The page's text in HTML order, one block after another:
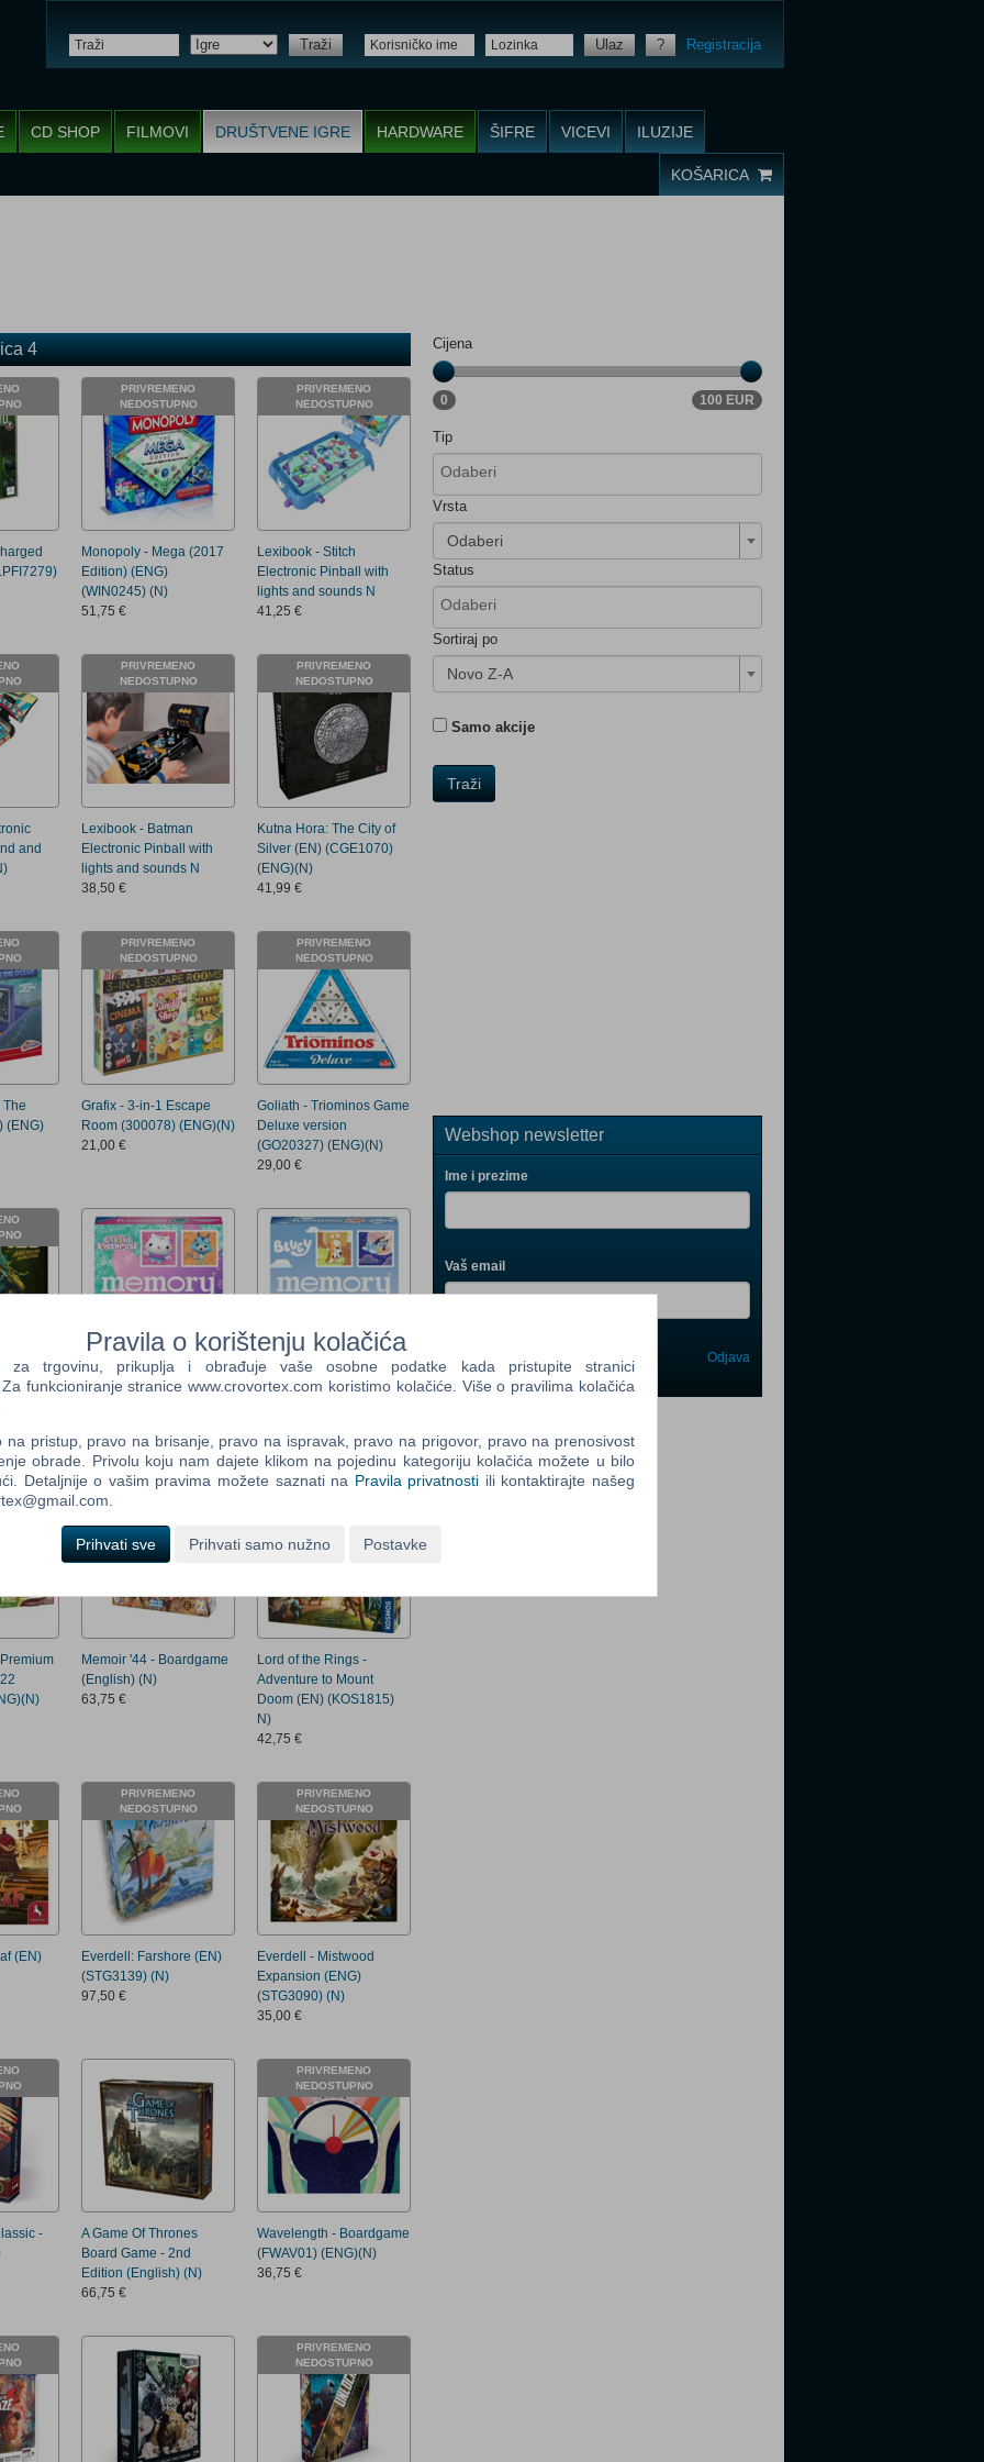
Traži Ulaz ? Registracija
CD SHOP FILMOVI DRUŠTVENE IGRE HARDWARE ŠIFRE VICEVI ILUZIJE
KOŠARICA
4
PRIVREMENO
NEDOSTUPNO
Monopoly - Mega (2017
Edition) (ENG)
(WIN0245) (N)
51,75 €
PRIVREMENO
NEDOSTUPNO
Lexibook - Stitch
Electronic Pinball with
lights and sounds N
41,25 €
and
PRIVREMENO
NEDOSTUPNO
Lexibook - Batman
Electronic Pinball with
lights and sounds N
38,50 €
PRIVREMENO
NEDOSTUPNO
Kutna Hora: The City of
Silver (EN) (CGE1070)
(ENG)(N)
41,99 €
The
(ENG)
PRIVREMENO
NEDOSTUPNO
Grafix - 3-in-1 Escape
Room (300078) (ENG)(N)
21,00 €
PRIVREMENO
NEDOSTUPNO
Goliath - Triominos Game
Deluxe version
(GO20327) (ENG)(N)
29,00 €
(
Gabby's Dollhouse
14,25 €
Bluey memory
Memoir '44 - Boardgame
(English) (N)
63,75 €
Lord of the Rings -
Adventure to Mount
Doom (EN) (KOS1815)
N)
42,75 €
(EN)
PRIVREMENO
NEDOSTUPNO
Everdell: Farshore (EN)
(STG3139) (N)
97,50 €
PRIVREMENO
NEDOSTUPNO
Everdell - Mistwood
Expansion (ENG)
(STG3090) (N)
35,00 €
-
A Game Of Thrones
Board Game - 2nd
Edition (English) (N)
66,75 €
PRIVREMENO
NEDOSTUPNO
Wavelength - Boardgame
(FWAV01) (ENG)(N)
36,75 €
PRIVREMENO
NEDOSTUPNO
Cijena
0 100 EUR
Tip
Vrsta
Odaberi
Status
Sortiraj po
Novo Z-A
Samo akcije
Traži
Webshop newsletter
Ime i prezime
Vaš email
Field
One
Prijavi me Odjava
Pravila o korištenju kolačića
za trgovinu, prikuplja i obrađuje vaše osobne podatke kada pristupite stranici
funkcioniranje stranice www.crovortex.com koristimo kolačiće. Više o pravilima kolačića
na pristup, pravo na brisanje, pravo na ispravak, pravo na prigovor, pravo na prenosivost
obrade. Privolu koju nam dajete klikom na pojedinu kategoriju kolačića možete u bilo
Detaljnije o vašim pravima možete saznati na Pravila privatnosti ili kontaktirajte našeg
Prihvati sve Prihvati samo nužno Postavke